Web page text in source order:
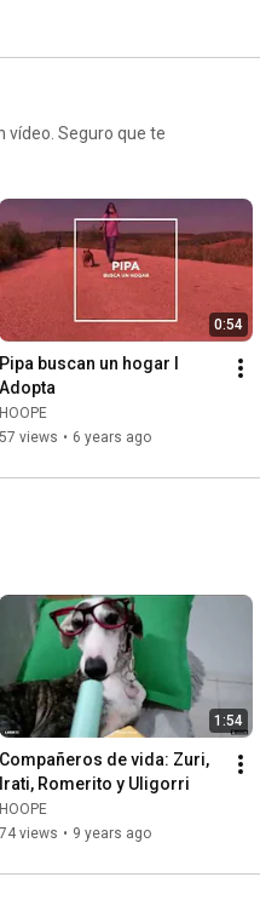
🏢 BANCO SABADELL
vídeo. Seguro que te
0:54
Pipa buscan un hogar I
Adopta
HOOPE
57 views • 6 years ago
1:54
Compañeros de vida: Zuri,
Irati, Romerito y Uligorri
HOOPE
74 views • 9 years ago